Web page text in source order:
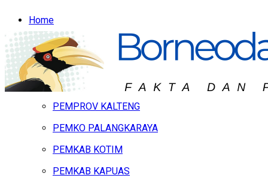
Home
Headline
Hukum & Peristiwa
Kalteng
PEMPROV KALTENG
PEMKO PALANGKARAYA
PEMKAB KOTIM
PEMKAB KAPUAS